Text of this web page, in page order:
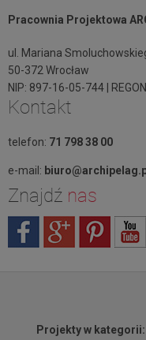
Pracownia Projektowa
ul. Mariana
50-372 Wrocław
NIP: 897-16-05-744 |
Kontakt
telefon: 71 798 38 00
e-mail:
Znajdź nas
Projekty w